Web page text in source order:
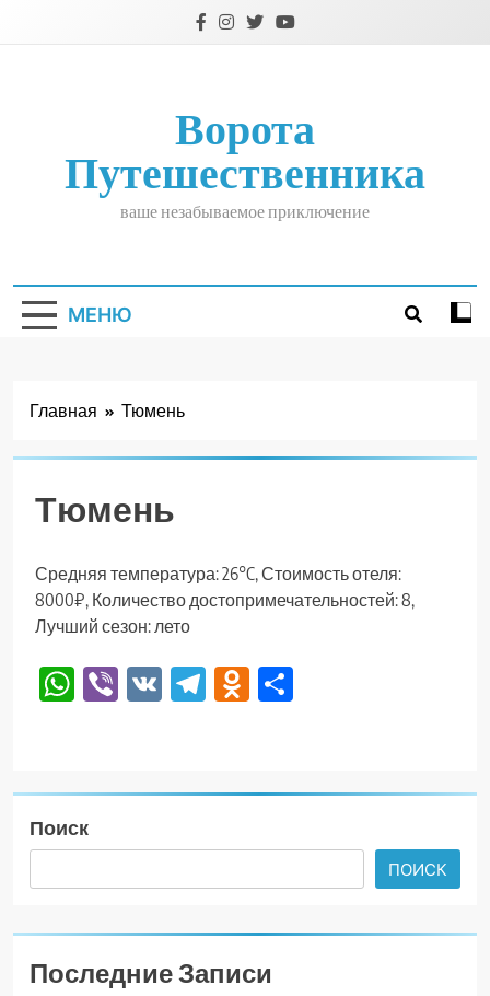
Ворота
Путешественника
ваше незабываемое приключение
МЕНЮ
Главная Тюмень
Тюмень
Средняя температура: 26°C, Стоимость отеля:
8000₽, Количество достопримечательностей: 8,
Лучший сезон: лето
WhatsApp
Viber
VK TelegramOdnoklassniki
Поиск
ПОИСК
Последние Записи